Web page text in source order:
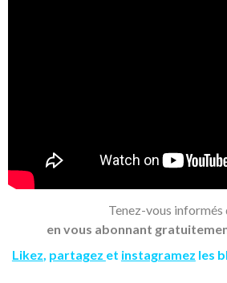
Tenez-vous
en vous abonnant
Likez, partagez et instagramez les